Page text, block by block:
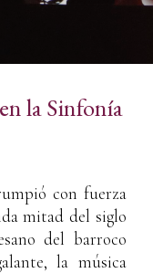
la Sinfonía
con fuerza
mitad del siglo
del barroco
la música